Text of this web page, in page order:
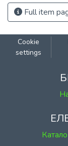
Full item
Cookie
settings